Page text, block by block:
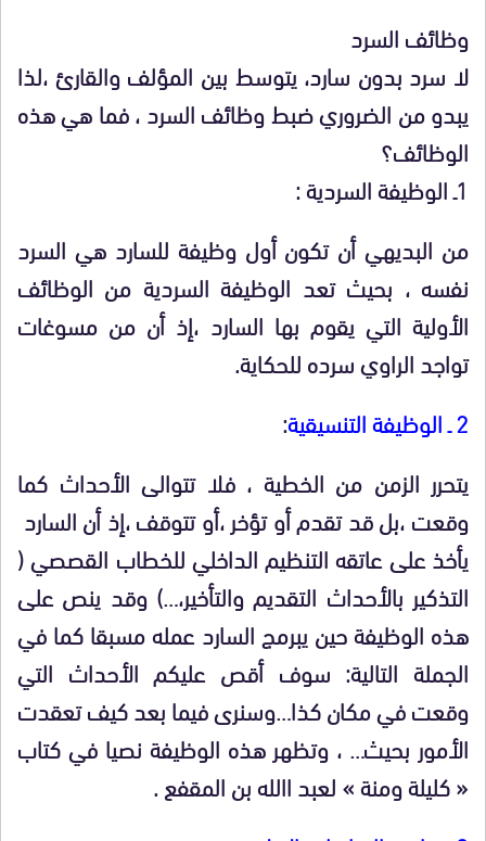
وظائف السرد
لا سرد بدون سارد، يتوسط بين المؤلف والقارئ ،لذا
يبدو من الضروري ضبط وظائف السرد ، فما هي هذه
الوظائف؟
1ـ الوظيفة السردية :
من البديهي أن تكون أول وظيفة للسارد هي السرد
نفسه ، بحيث تعد الوظيفة السردية من الوظائف
الأولية التي يقوم بها السارد ،إذ أن من مسوغات
تواجد الراوي سرده للحكاية.
2 ـ الوظيفة التنسيقية
:
يتحرر الزمن من الخطية ، فلا تتوالى الأحداث كما
وقعت ،بل قد تقدم أو تؤخر ،أو تتوقف ،إذ أن السارد
يأخذ على عاتقه التنظيم الداخلي للخطاب القصصي (
التذكير بالأحداث التقديم والتأخير،…) وقد ينص على
هذه الوظيفة حين يبرمج السارد عمله مسبقا كما في
الجملة التالية: سوف أقص عليكم الأحداث التي
وقعت في مكان كذا…وسنرى فيما بعد كيف تعقدت
الأمور بحيث… ، وتظهر هذه الوظيفة نصيا في كتاب
« كليلة ومنة » لعبد االله بن المقفع .